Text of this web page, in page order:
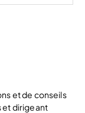
et de conseils
et dirigeant